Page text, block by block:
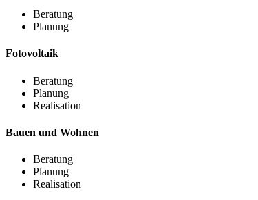
Beratung
Planung
Fotovoltaik
Beratung
Planung
Realisation
Bauen und Wohnen
Beratung
Planung
Realisation